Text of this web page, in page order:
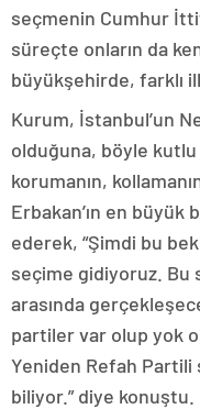
seçmenin Cumhur
süreçte onların da
büyükşehirde, farklı
Kurum, İstanbul’un
olduğuna, böyle
korumanın,
Erbakan’ın en
ederek, “Şimdi bu
seçime gidiyoruz. Bu
arasında
partiler var olup yok
Yeniden Refah Partili
biliyor.” diye konuştu.